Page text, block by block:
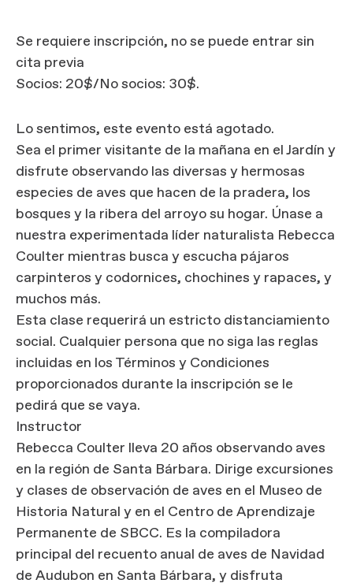
Se requiere inscripción, no se puede entrar sin
cita previa
Socios: 20$/No socios: 30$.
Lo sentimos, este evento está agotado.
Sea el primer visitante de la mañana en el Jardín y
disfrute observando las diversas y hermosas
especies de aves que hacen de la pradera, los
bosques y la ribera del arroyo su hogar. Únase a
nuestra experimentada líder naturalista Rebecca
Coulter mientras busca y escucha pájaros
carpinteros y codornices, chochines y rapaces, y
muchos más.
Esta clase requerirá un estricto distanciamiento
social. Cualquier persona que no siga las reglas
incluidas en los Términos y Condiciones
proporcionados durante la inscripción se le
pedirá que se vaya.
Instructor
Rebecca Coulter lleva 20 años observando aves
en la región de Santa Bárbara. Dirige excursiones
y clases de observación de aves en el Museo de
Historia Natural y en el Centro de Aprendizaje
Permanente de SBCC. Es la compiladora
principal del recuento anual de aves de Navidad
de Audubon en Santa Bárbara, y disfruta